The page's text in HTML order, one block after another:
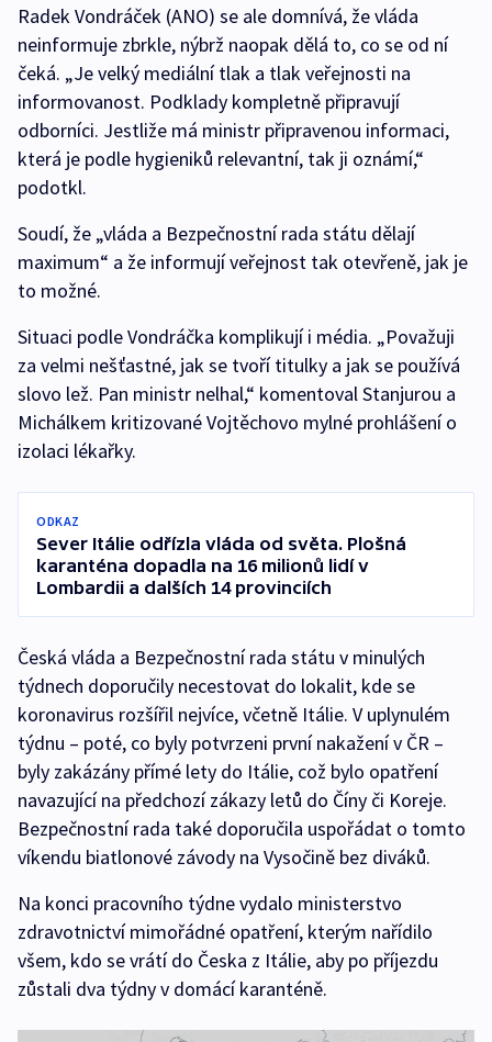
Radek Vondráček (ANO) se ale domnívá, že vláda
neinformuje zbrkle, nýbrž naopak dělá to, co se od ní
čeká. „Je velký mediální tlak a tlak veřejnosti na
informovanost. Podklady kompletně připravují
odborníci. Jestliže má ministr připravenou informaci,
která je podle hygieniků relevantní, tak ji oznámí,“
podotkl.
Soudí, že „vláda a Bezpečnostní rada státu dělají
maximum“ a že informují veřejnost tak otevřeně, jak je
to možné.
Situaci podle Vondráčka komplikují i média. „Považuji
za velmi nešťastné, jak se tvoří titulky a jak se používá
slovo lež. Pan ministr nelhal,“ komentoval Stanjurou a
Michálkem kritizované Vojtěchovo mylné prohlášení o
izolaci lékařky.
ODKAZ
Sever Itálie odřízla vláda od světa. Plošná
karanténa dopadla na 16 milionů lidí v
Lombardii a dalších 14 provinciích
Česká vláda a Bezpečnostní rada státu v minulých
týdnech doporučily necestovat do lokalit, kde se
koronavirus rozšířil nejvíce, včetně Itálie. V uplynulém
týdnu – poté, co byly potvrzeni první nakažení v ČR –
byly zakázány přímé lety do Itálie, což bylo opatření
navazující na předchozí zákazy letů do Číny či Koreje.
Bezpečnostní rada také doporučila uspořádat o tomto
víkendu biatlonové závody na Vysočině bez diváků.
Na konci pracovního týdne vydalo ministerstvo
zdravotnictví mimořádné opatření, kterým nařídilo
všem, kdo se vrátí do Česka z Itálie, aby po příjezdu
zůstali dva týdny v domácí karanténě.